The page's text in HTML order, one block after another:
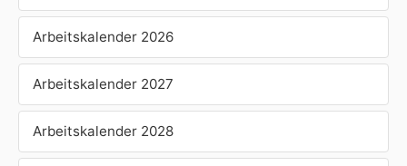
Arbeitskalender 2026
Arbeitskalender 2027
Arbeitskalender 2028